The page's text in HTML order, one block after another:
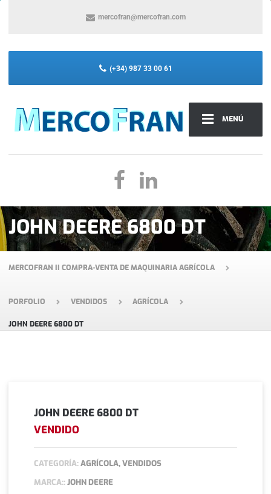
MENÚ
mercofran@mercofran.com
(+34) 987 33 00 61
JOHN DEERE 6800 DT
MERCOFRAN II COMPRA-VENTA DE MAQUINARIA AGRÍCOLA
PORFOLIO VENDIDOS AGRÍCOLA
JOHN DEERE 6800 DT
JOHN DEERE 6800 DT
VENDIDO
CATEGORÍA:AGRÍCOLA, VENDIDOS
MARCA::JOHN DEERE